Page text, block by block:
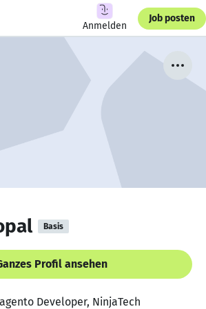
Anmelden
Job posten
Basis
Profil ansehen
Developer, NinjaTech